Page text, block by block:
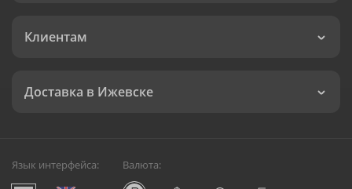
Клиентам
Доставка в Ижевске
Язык интерфейса: Валюта: